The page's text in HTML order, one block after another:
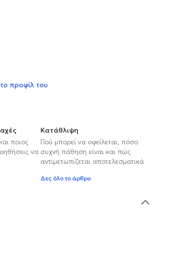
προφίλ του
ποιος
να
Κατάθλιψη
Πού μπορεί να οφείλεται, πόσο
συχνή πάθηση είναι και πώς
αντιμετωπίζεται αποτελεσματικά
Δες όλο το άρθρο